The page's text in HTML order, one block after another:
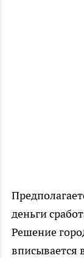
деньги
Решение
вписывается